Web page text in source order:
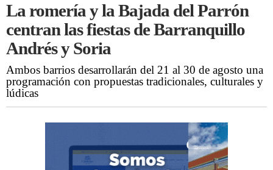
La romería y la Bajada del Parrón
centran las fiestas de Barranquillo
Andrés y Soria
Ambos barrios desarrollarán del 21 al 30 de agosto una
programación con propuestas tradicionales, culturales y
lúdicas